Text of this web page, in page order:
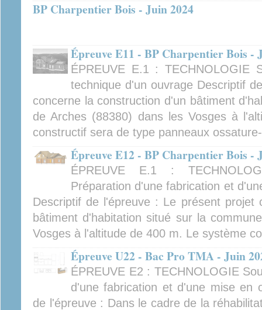
BP Charpentier Bois - Juin 2024
Épreuve E11 - BP Charpentier Bois -
ÉPREUVE E.1 : TECHNOLOGIE
technique d'un ouvrage Descriptif
concerne la construction d'un bâtiment
de Arches (88380) dans les Vosges à
constructif sera de type panneaux
Épreuve E12 - BP Charpentier Bois -
ÉPREUVE E.1 :
Préparation d'une fabrication et
Descriptif de l'épreuve : Le présent projet
bâtiment d'habitation situé sur la
Vosges à l'altitude de 400 m. Le système
Épreuve U22 - Bac Pro TMA - Juin
ÉPREUVE E2 : TECHNOLOGIE
d'une fabrication et d'une mise en
de l'épreuve : Dans le cadre de la